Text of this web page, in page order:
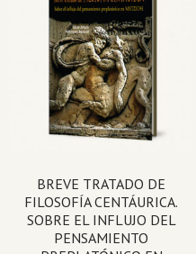
BREVE TRATADO DE
FILOSOFÍA CENTÁURICA.
SOBRE EL INFLUJO DEL
PENSAMIENTO